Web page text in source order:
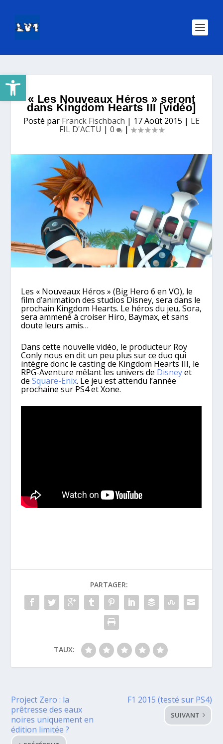
Ouvrir la barre d’outils
« Les Nouveaux Héros » seront
dans Kingdom Hearts III [vidéo]
Posté par Franck Fischbach | 17 Août 2015 | LE
FIL D'ACTU | 0 |
Les « Nouveaux Héros » (Big Hero 6 en VO), le
film d’animation des studios Disney, sera dans le
prochain Kingdom Hearts. Le héros du jeu, Sora,
sera ammené à croiser Hiro, Baymax, et sans
doute leurs amis…
Dans cette nouvelle vidéo, le producteur Roy
Conly nous en dit un peu plus sur ce duo qui
intègre donc le casting de Kingdom Hearts III, le
RPG-Aventure mêlant les univers de Disneyet
deSquare-Enix. Le jeu est attendu l’année
prochaine sur PS4 et Xone.
PARTAGER:
TAUX:
Project Zero : la
prêtresse des eaux
noires uniquement en
édition limitée ?
F1 2015 (testé sur PS4)
SUIVANT